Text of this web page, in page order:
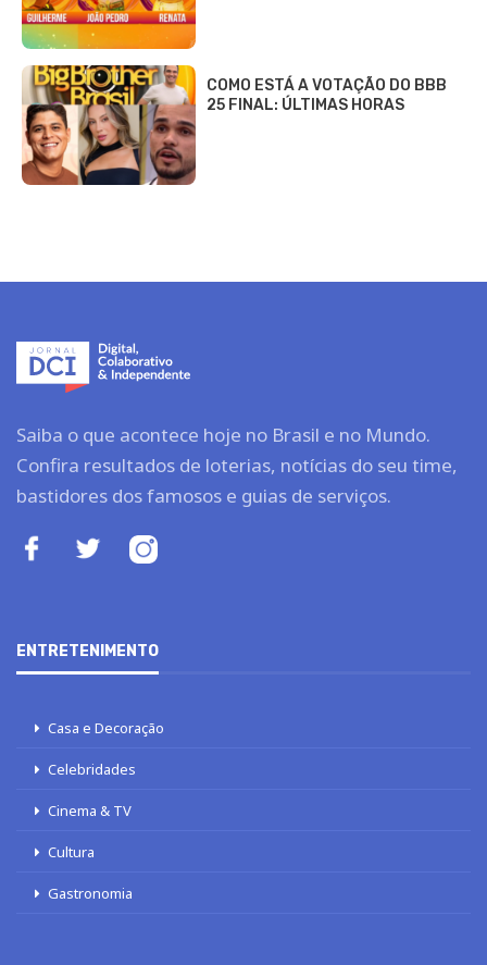
COMO ESTÁ A VOTAÇÃO DO BBB
25 FINAL: ÚLTIMAS HORAS
Saiba o que acontece hoje no Brasil e no Mundo.
Confira resultados de loterias, notícias do seu time,
bastidores dos famosos e guias de serviços.
ENTRETENIMENTO
Casa e Decoração
Celebridades
Cinema & TV
Cultura
Gastronomia